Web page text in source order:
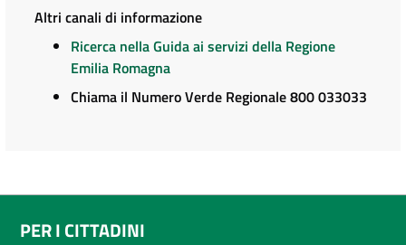
Altri canali di informazione
Ricerca nella Guida ai servizi della Regione
Emilia Romagna
Chiama il Numero Verde Regionale 800 033033
PER I CITTADINI